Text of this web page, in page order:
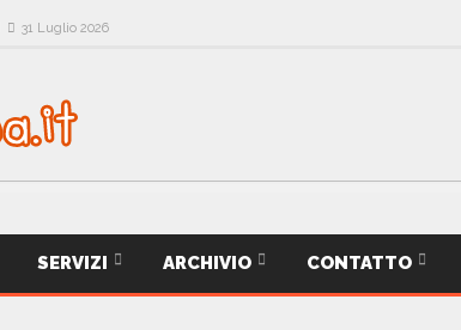
31 Luglio 2026
SERVIZI ARCHIVIO CONTATTO